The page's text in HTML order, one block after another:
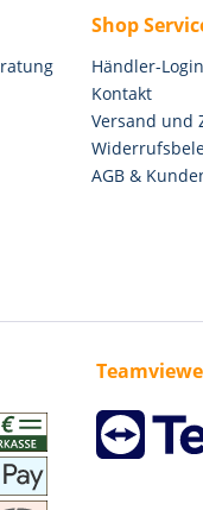
Shop
Händler-Login
Kontakt
Versand und
AGB &